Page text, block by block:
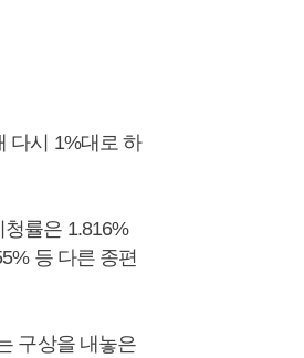
다시 1%대로 하
률은 1.816%
등 다른 종편
구상을 내놓은